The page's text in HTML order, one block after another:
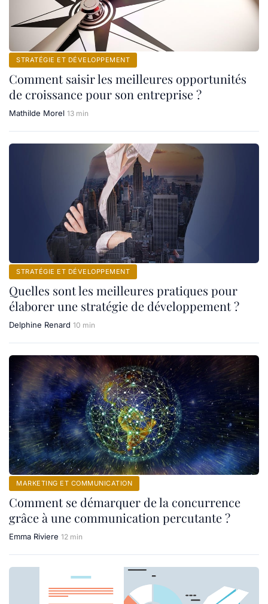
STRATÉGIE ET DÉVELOPPEMENT
Comment saisir les meilleures opportunités
de croissance pour son entreprise ?
Mathilde Morel 13 min
STRATÉGIE ET DÉVELOPPEMENT
Quelles sont les meilleures pratiques pour
élaborer une stratégie de développement ?
Delphine Renard 10 min
MARKETING ET COMMUNICATION
Comment se démarquer de la concurrence
grâce à une communication percutante ?
Emma Riviere 12 min